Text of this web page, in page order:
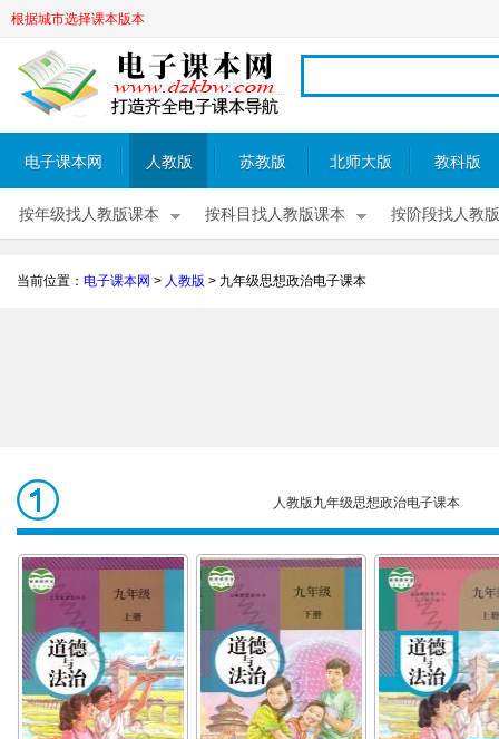
根据城市选择课本版本
电子课本网 人教版 苏教版 北师大版 教科版
按年级找人教版课本 按科目找人教版课本 按阶段找人教
当前位置： 电子课本网 > 人教版 > 九年级思想政治电子课本
九年级思想政
治
人教版九年级思想政治电子课本